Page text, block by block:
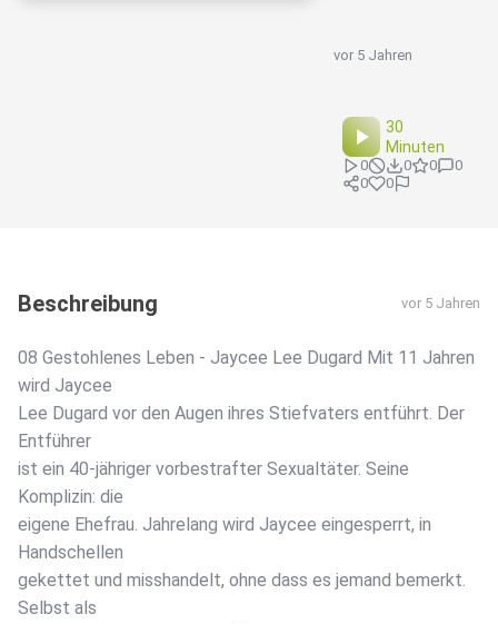
vor 5 Jahren
30
Minuten
0 0 0
0
0
0
Beschreibung vor 5 Jahren
08 Gestohlenes Leben - Jaycee Lee Dugard Mit 11 Jahren
wird Jaycee
Lee Dugard vor den Augen ihres Stiefvaters entführt. Der
Entführer
ist ein 40-jähriger vorbestrafter Sexualtäter. Seine
Komplizin: die
eigene Ehefrau. Jahrelang wird Jaycee eingesperrt, in
Handschellen
gekettet und misshandelt, ohne dass es jemand bemerkt.
Selbst als